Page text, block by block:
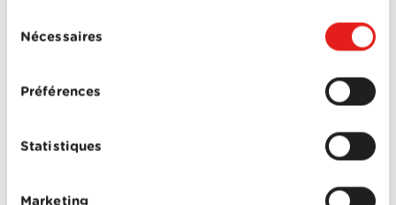
duNécessaires
Préférences
Statistiques
Marketing
House of Cards -
Mahershala
Michel
Sakina Jaffrey,